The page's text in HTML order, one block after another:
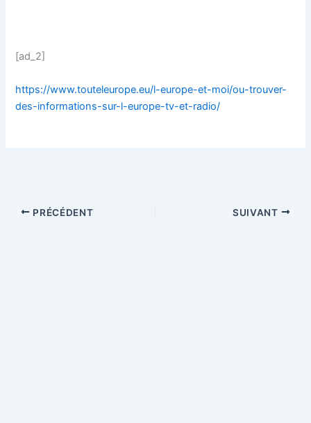
[ad_2]
https://www.touteleurope.eu/l-europe-et-moi/ou-trouver-
des-informations-sur-l-europe-tv-et-radio/
PRÉCÉDENT SUIVANT